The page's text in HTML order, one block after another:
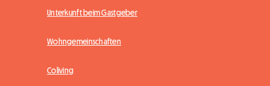
Unterkunft beim Gastgeber
Wohngemeinschaften
Coliving